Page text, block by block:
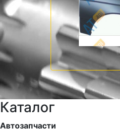
Каталог
Автозапчасти